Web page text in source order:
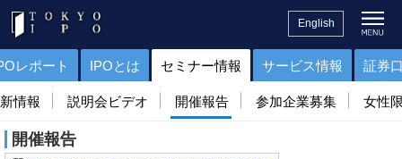
English
レポート IPOとは セミナー情報 サービス情報 証券
情報 説明会ビデオ 開催報告 参加企業募集 女性
開催報告